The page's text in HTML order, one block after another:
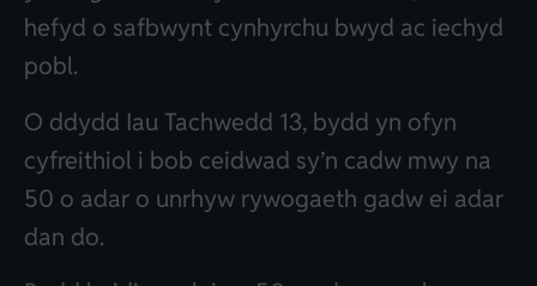
hefyd o safbwynt cynhyrchu bwyd ac iechyd
pobl.
O ddydd Iau Tachwedd 13, bydd yn ofyn
cyfreithiol i bob ceidwad sy’n cadw mwy na
50 o adar o unrhyw rywogaeth gadw ei adar
dan do.